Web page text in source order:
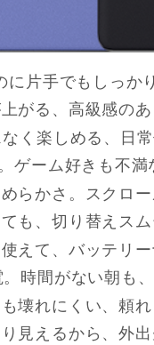
に片手でもしっか
がる、高級感の
く楽しめる、日
ゲーム好きも不
らかさ。スクロ
も、切り替えス
えて、バッテリ
時間がない朝も
壊れにくい、頼
見えるから、外